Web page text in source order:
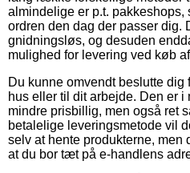
almindelige er p.t. pakkeshops,
ordren den dag der passer dig.
gnidningsløs, og desuden
mulighed for levering ved køb
Du kunne omvendt beslutte dig
hus eller til dit arbejde. Den er
mindre prisbillig, men også ret
betalelige leveringsmetode vil
selv at hente produkterne,
at du bor tæt på e-handlens